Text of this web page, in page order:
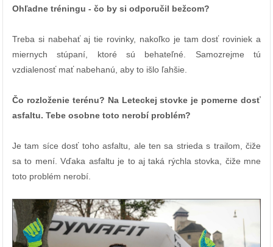
Ohľadne tréningu - čo by si odporučil bežcom?
Treba si nabehať aj tie rovinky, nakoľko je tam dosť roviniek a
miernych stúpaní, ktoré sú behateľné. Samozrejme tú
vzdialenosť mať nabehanú, aby to išlo ľahšie.
Čo rozloženie terénu? Na Leteckej stovke je pomerne dosť
asfaltu. Tebe osobne toto nerobí problém?
Je tam síce dosť toho asfaltu, ale ten sa strieda s trailom, čiže
sa to mení. Vďaka asfaltu je to aj taká rýchla stovka, čiže mne
toto problém nerobí.